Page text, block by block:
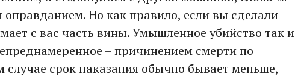
оправданием. Но как правило, если вы сделали
с вас часть вины. Умышленное убийство так и
– причинением смерти по
случае срок наказания обычно бывает меньше,